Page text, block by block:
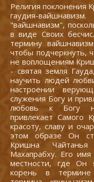
Религия поклонения
гаудия-
"вайшнавизм",
в виде Своих
термину
чтобы подчеркнуть,
не воплощениям
- святая земля
научить людей
настроении
служения Богу и
любовь к Богу
привлекает Самого
красоту, славу и
этом образе Он
Кришна
Махапрабху. Его
местности, где Он
корень в термине